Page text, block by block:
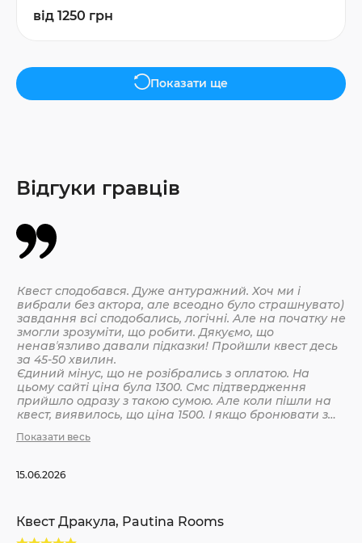
від 1250 грн
Показати ще
Відгуки гравців
Квест сподобався. Дуже антуражний. Хоч ми і
вибрали без актора, але всеодно було страшнувато)
завдання всі сподобались, логічні. Але на початку не
змогли зрозуміти, що робити. Дякуємо, що
ненавʼязливо давали підказки! Пройшли квест десь
за 45-50 хвилин.
Єдиний мінус, що не розібрались з оплатою. На
цьому сайті ціна була 1300. Смс підтвердження
прийшло одразу з такою сумою. Але коли пішли на
квест, виявилось, що ціна 1500. І якщо бронювати з
невелика, але всеодно уточнюйте при бронюванні
Показати весь
15.06.2026
Квест Дракула, Pautina Rooms